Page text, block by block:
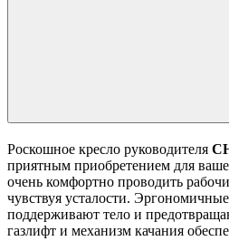
Роскошное кресло руководителя
приятным приобретением для
очень комфортно проводить
чувствуя усталости.
поддерживают тело и
газлифт и механизм качания